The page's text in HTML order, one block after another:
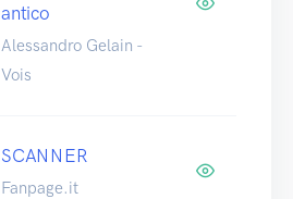
antico
Alessandro Gelain -
Vois
SCANNER
Fanpage.it